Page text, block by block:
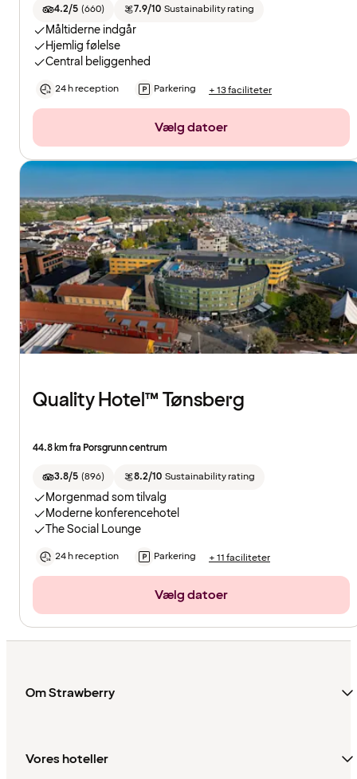
4.2/5 (660) 7.9/10 Sustainability rating
Måltiderne indgår
Hjemlig følelse
Central beliggenhed
24 h reception Parkering + 13 faciliteter
Vælg datoer
Quality Hotel™ Tønsberg
44.8 km fra Porsgrunn centrum
3.8/5 (896) 8.2/10 Sustainability rating
Morgenmad som tilvalg
Moderne konferencehotel
The Social Lounge
24 h reception Parkering + 11 faciliteter
Vælg datoer
Om Strawberry
Vores hoteller